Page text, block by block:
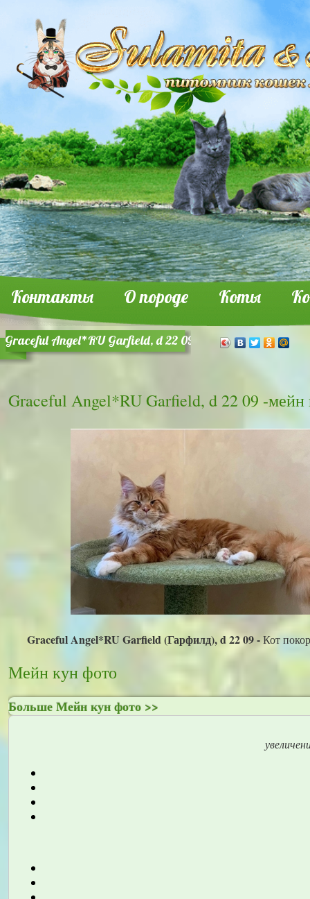
Контакты О породе Коты
Graceful Angel*RU Garfield, d 22 09 -мейн кун кот
Graceful Angel*RU Garfield, d 22 09 -мейн
Graceful Angel*RU Garfield (Гарфилд), d 22 09 -Кот
Мейн кун фото
Больше Мейн кун фото >>